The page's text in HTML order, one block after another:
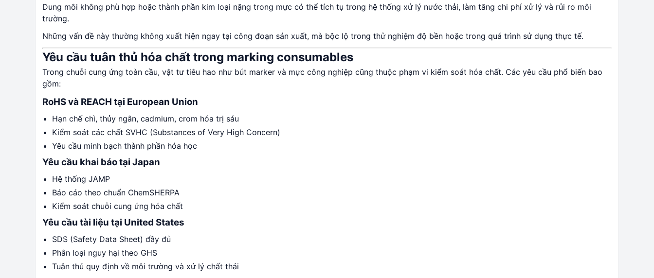
Dung môi không phù hợp hoặc thành phần kim loại nặng trong mực có thể tích tụ trong hệ thống xử lý nước thải, làm tăng chi phí xử lý và rủi ro môi
trường.
Những vấn đề này thường không xuất hiện ngay tại công đoạn sản xuất, mà bộc lộ trong thử nghiệm độ bền hoặc trong quá trình sử dụng thực tế.
Yêu cầu tuân thủ hóa chất trong marking consumables
Trong chuỗi cung ứng toàn cầu, vật tư tiêu hao như bút marker và mực công nghiệp cũng thuộc phạm vi kiểm soát hóa chất. Các yêu cầu phổ biến bao
gồm:
RoHS và REACH tại European Union
Hạn chế chì, thủy ngân, cadmium, crom hóa trị sáu
Kiểm soát các chất SVHC (Substances of Very High Concern)
Yêu cầu minh bạch thành phần hóa học
Yêu cầu khai báo tại Japan
Hệ thống JAMP
Báo cáo theo chuẩn ChemSHERPA
Kiểm soát chuỗi cung ứng hóa chất
Yêu cầu tài liệu tại United States
SDS (Safety Data Sheet) đầy đủ
Phân loại nguy hại theo GHS
Tuân thủ quy định về môi trường và xử lý chất thải